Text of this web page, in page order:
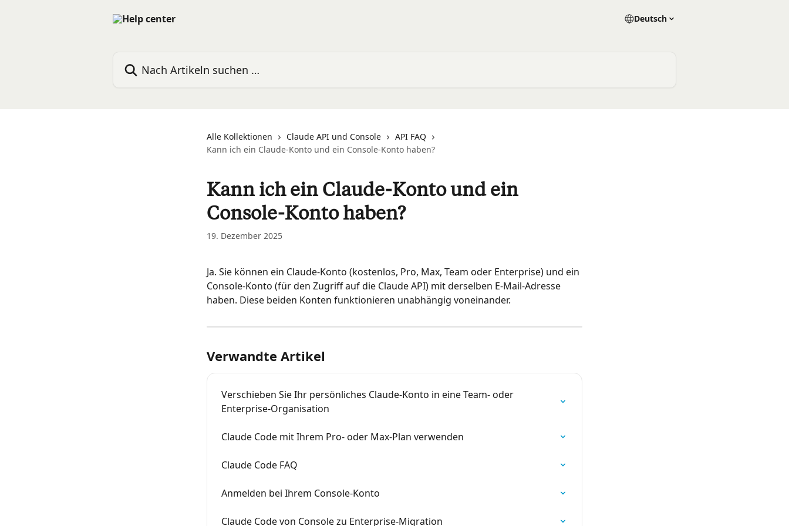
Deutsch
Alle Kollektionen Claude API und Console
API FAQ
Kann ich ein Claude-Konto und ein Console-Konto haben?
Kann ich ein Claude-Konto und ein
Console-Konto haben?
19. Dezember 2025
Ja. Sie können ein Claude-Konto (kostenlos, Pro, Max, Team oder Enterprise) und ein
Console-Konto (für den Zugriff auf die Claude API) mit derselben E-Mail-Adresse
haben. Diese beiden Konten funktionieren unabhängig voneinander.
Verwandte Artikel
Verschieben Sie Ihr persönliches Claude-Konto in eine Team- oder
Enterprise-Organisation
Claude Code mit Ihrem Pro- oder Max-Plan verwenden
Claude Code FAQ
Anmelden bei Ihrem Console-Konto
Claude Code von Console zu Enterprise-Migration